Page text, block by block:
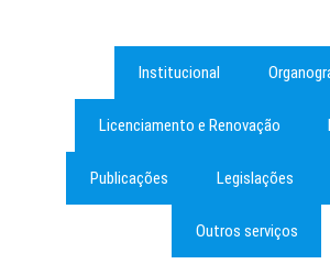
Institucional
Licenciamento e Renovação
Publicações Legislações
Outros serviços